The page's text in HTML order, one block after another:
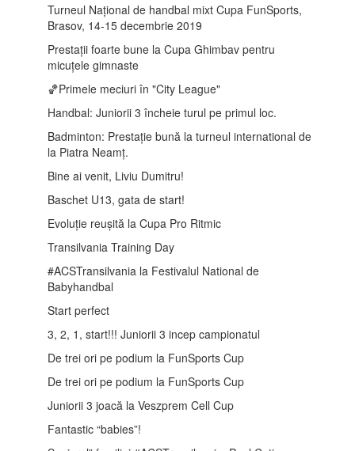
Turneul Național de handbal mixt Cupa FunSports,
Brasov, 14-15 decembrie 2019
Prestații foarte bune la Cupa Ghimbav pentru
micuțele gimnaste
🏀Primele meciuri în "City League"
Handbal: Juniorii 3 încheie turul pe primul loc.
Badminton: Prestație bună la turneul international de
la Piatra Neamț.
Bine ai venit, Liviu Dumitru!
Baschet U13, gata de start!
Evoluție reușită la Cupa Pro Ritmic
Transilvania Training Day
#ACSTransilvania la Festivalul National de
Babyhandbal
Start perfect
3, 2, 1, start!!! Juniorii 3 incep campionatul
De trei ori pe podium la FunSports Cup
De trei ori pe podium la FunSports Cup
Juniorii 3 joacă la Veszprem Cell Cup
Fantastic “babies”!